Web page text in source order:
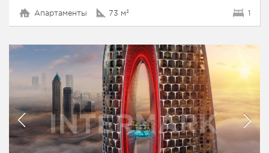
Апартаменты 73 м² 1